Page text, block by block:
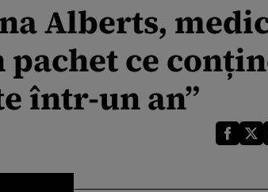
Alberts,
pachet ce
într-un an”